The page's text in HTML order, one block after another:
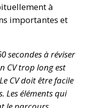
à
importantes et
secondes à réviser
CV trop long est
CV doit être facile
Les éléments qui